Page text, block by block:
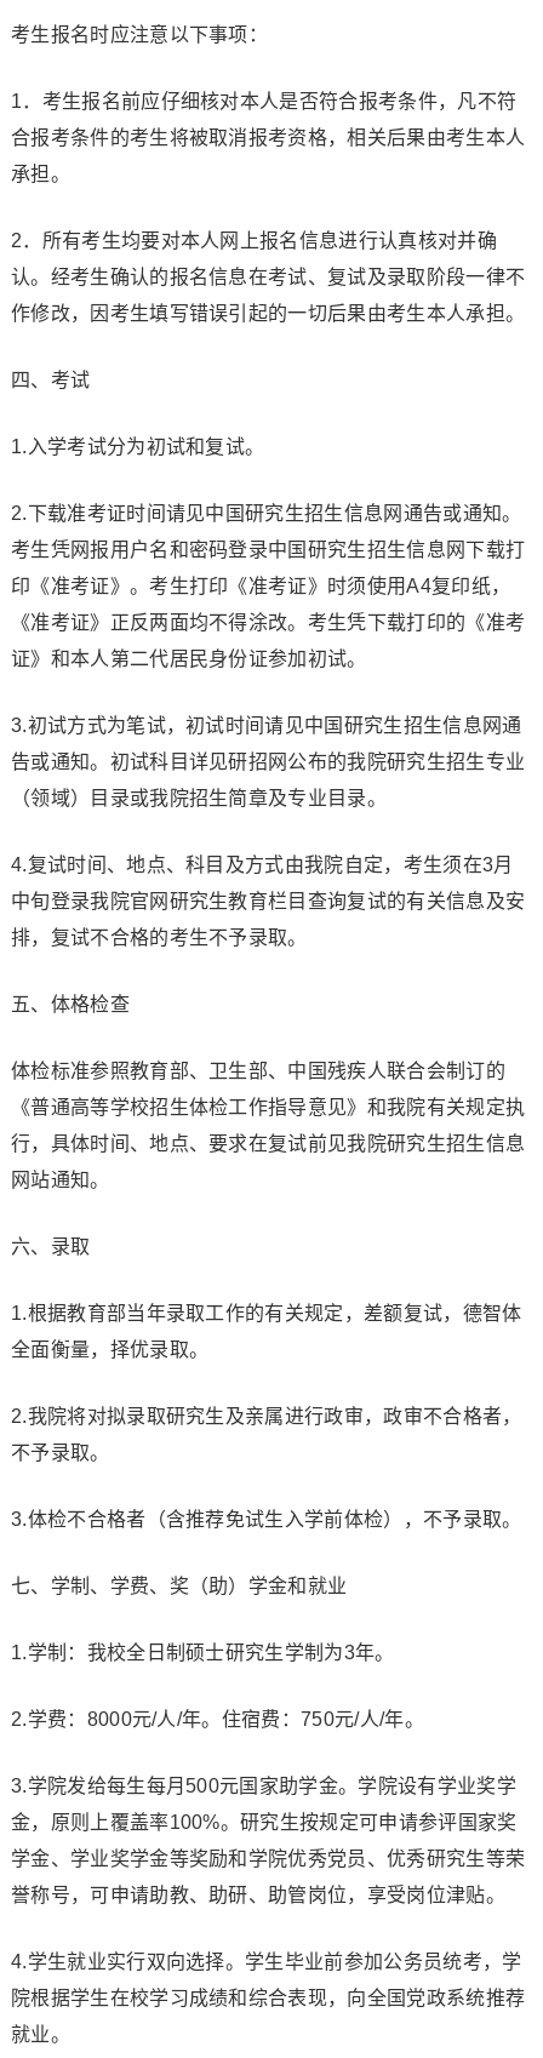
考生报名时应注意以下事项：
1．考生报名前应仔细核对本人是否符合报考条件，凡不符
合报考条件的考生将被取消报考资格，相关后果由考生本人
承担。
2．所有考生均要对本人网上报名信息进行认真核对并确
认。经考生确认的报名信息在考试、复试及录取阶段一律不
作修改，因考生填写错误引起的一切后果由考生本人承担。
四、考试
1.入学考试分为初试和复试。
2.下载准考证时间请见中国研究生招生信息网通告或通知。
考生凭网报用户名和密码登录中国研究生招生信息网下载打
印《准考证》。考生打印《准考证》时须使用A4复印纸，
《准考证》正反两面均不得涂改。考生凭下载打印的《准考
证》和本人第二代居民身份证参加初试。
3.初试方式为笔试，初试时间请见中国研究生招生信息网通
告或通知。初试科目详见研招网公布的我院研究生招生专业
（领域）目录或我院招生简章及专业目录。
4.复试时间、地点、科目及方式由我院自定，考生须在3月
中旬登录我院官网研究生教育栏目查询复试的有关信息及安
排，复试不合格的考生不予录取。
五、体格检查
体检标准参照教育部、卫生部、中国残疾人联合会制订的
《普通高等学校招生体检工作指导意见》和我院有关规定执
行，具体时间、地点、要求在复试前见我院研究生招生信息
网站通知。
六、录取
1.根据教育部当年录取工作的有关规定，差额复试，德智体
全面衡量，择优录取。
2.我院将对拟录取研究生及亲属进行政审，政审不合格者，
不予录取。
3.体检不合格者（含推荐免试生入学前体检），不予录取。
七、学制、学费、奖（助）学金和就业
1.学制：我校全日制硕士研究生学制为3年。
2.学费：8000元/人/年。住宿费：750元/人/年。
3.学院发给每生每月500元国家助学金。学院设有学业奖学
金，原则上覆盖率100%。研究生按规定可申请参评国家奖
学金、学业奖学金等奖励和学院优秀党员、优秀研究生等荣
誉称号，可申请助教、助研、助管岗位，享受岗位津贴。
4.学生就业实行双向选择。学生毕业前参加公务员统考，学
院根据学生在校学习成绩和综合表现，向全国党政系统推荐
就业。